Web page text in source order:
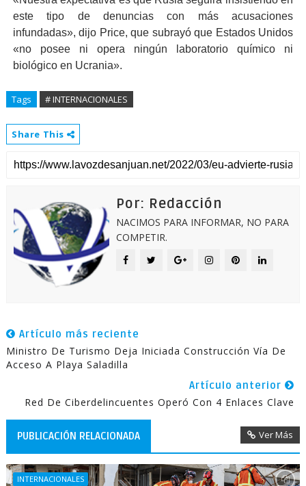
este tipo de denuncias con más acusaciones
infundadas», dijo Price, que subrayó que Estados Unidos
«no posee ni opera ningún laboratorio químico ni
biológico en Ucrania».
Tags # INTERNACIONALES
Share This
Por: Redacción
NACIMOS PARA INFORMAR, NO PARA
COMPETIR.
Artículo más reciente
Ministro De Turismo Deja Iniciada Construcción Vía De
Acceso A Playa Saladilla
Artículo anterior
Red De Ciberdelincuentes Operó Con 4 Enlaces Clave
PUBLICACIÓN RELACIONADA Ver Más
INTERNACIONALES